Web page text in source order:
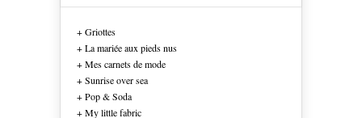
+ Griottes
+ La mariée aux pieds nus
+ Mes carnets de mode
+ Sunrise over sea
+ Pop & Soda
+ My little fabric